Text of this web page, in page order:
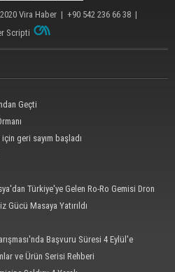
Vira Haber | +90 542 236 66 38 |
Scripti
Geçti
geri sayım başladı
Türkiye'ye Gelen Ro-Ro Gemisi Dron
Gücü Masaya Yatırıldı
Başvuru Süresi 4 Eylül'e
ve Ürün Serisi Rehberi